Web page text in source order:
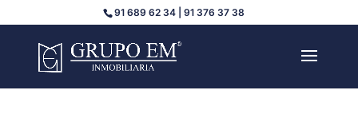
91 689 62 34 | 91 376 37 38